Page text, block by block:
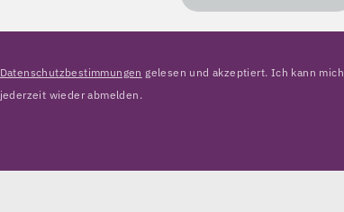
Datenschutzbestimmungen gelesen und akzeptiert. Ich kann mich
jederzeit wieder abmelden.